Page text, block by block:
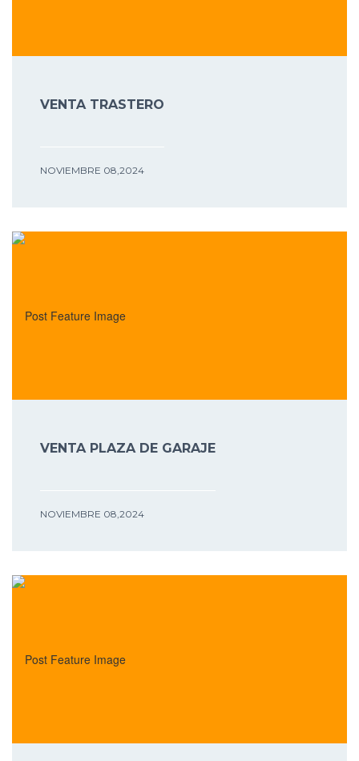
VENTA TRASTERO
NOVIEMBRE 08,2024
VENTA PLAZA DE GARAJE
NOVIEMBRE 08,2024